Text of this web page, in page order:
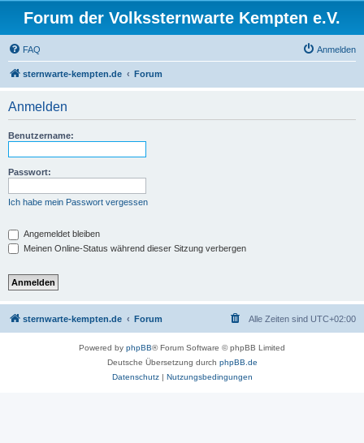
Forum der Volkssternwarte Kempten e.V.
FAQ Anmelden
sternwarte-kempten.de Forum
Anmelden
Benutzername:
Passwort:
Ich habe mein Passwort vergessen
Angemeldet bleiben
Meinen Online-Status während dieser Sitzung verbergen
sternwarte-kempten.de Forum Alle Zeiten sind UTC+02:00
Powered by phpBB® Forum Software © phpBB Limited
Deutsche Übersetzung durch phpBB.de
Datenschutz| Nutzungsbedingungen